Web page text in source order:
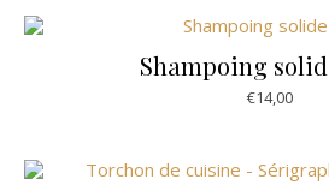
Shampoing
€14,00